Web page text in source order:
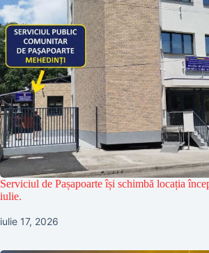
Serviciul de Pașapoarte își schimbă locația
iulie.
iulie 17, 2026